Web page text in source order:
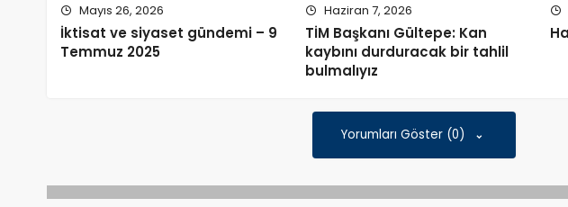
Mayıs 26, 2026
İktisat ve siyaset gündemi – 9
Temmuz 2025
Haziran 7, 2026
TİM Başkanı Gültepe: Kan
kaybını durduracak bir tahlil
bulmalıyız
Yorumları Göster (0)